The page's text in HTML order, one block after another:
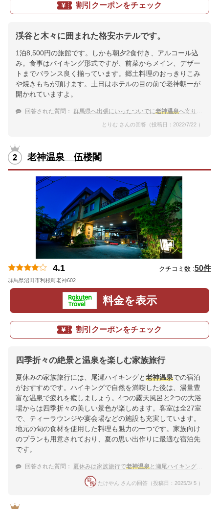
割引クーポンをチェック
渓谷と木々に囲まれた格安ホテルです。
1泊8,500円の旅館です。しかも朝夕2食付き、アルコール込
み。食事はバイキング形式ですが、前菜からメイン、デザー
トまでバランス良く揃っています。郷土料理のおっきりこみ
や焼きもちが頂けます。土日はホテルの目の前で老神朝一が
開かれていますよ。
回答された質問： 群馬県へ出張にいったついでに老神温泉へ寄りたいです。おすすめ教えてください。
とりむ さんの回答（投稿日：2022/7/22 ）
老神温泉 伍楼閣
4.1 クチコミ数 :50件
群馬県沼田市利根町老神602
料金を表示
割引クーポンをチェック
四季折々の絶景と温泉を楽しむ家族旅行
夏休みの家族旅行には、尾瀬ハイキングと老神温泉での宿泊
がおすすめです。ハイキングで自然を満喫した後は、湯量豊
富な温泉で疲れを癒しましょう。4つの露天風呂と2つの大浴
場からは四季折々の美しい景色が楽しめます。客室は全27室
で、ティーラウンジや宴会場などの施設も充実しています。
地元の旬の食材を使用した料理も魅力の一つです。家族向け
のプランも用意されており、夏の思い出作りに最適な宿泊先
です。
回答された質問： 夏休みは家族旅行で老神温泉と瀬尾ハイキング。露天風呂と食事付きの宿は？
たけやん さんの回答（投稿日：2025/3/ 5 ）